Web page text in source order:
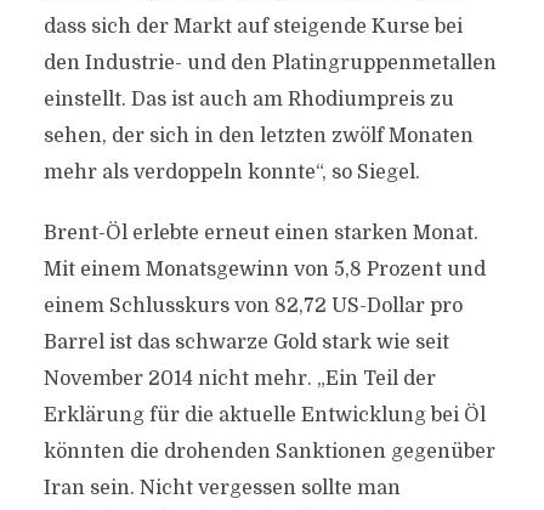
dass sich der Markt auf steigende Kurse bei
den Industrie- und den Platingruppenmetallen
einstellt. Das ist auch am Rhodiumpreis zu
sehen, der sich in den letzten zwölf Monaten
mehr als verdoppeln konnte“, so Siegel.
Brent-Öl erlebte erneut einen starken Monat.
Mit einem Monatsgewinn von 5,8 Prozent und
einem Schlusskurs von 82,72 US-Dollar pro
Barrel ist das schwarze Gold stark wie seit
November 2014 nicht mehr. „Ein Teil der
Erklärung für die aktuelle Entwicklung bei Öl
könnten die drohenden Sanktionen gegenüber
Iran sein. Nicht vergessen sollte man